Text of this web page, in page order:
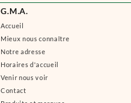
G.M.A.
Accueil
Mieux nous connaître
Notre adresse
Horaires d'accueil
Venir nous voir
Contact